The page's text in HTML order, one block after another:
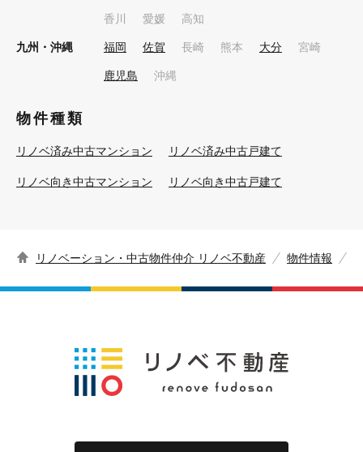
香川 愛媛 高知
九州・沖縄 福岡 佐賀 長崎 熊本 大分 宮崎
鹿児島 沖縄
物件種類
リノベ済み中古マンション リノベ済み中古戸建て
リノベ向き中古マンション リノベ向き中古戸建て
リノベーション・中古物件仲介 リノベ不動産 物件情報